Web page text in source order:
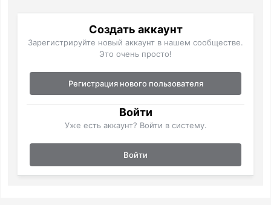
Создать аккаунт
Зарегистрируйте новый аккаунт в нашем сообществе.
Это очень просто!
Регистрация нового пользователя
Войти
Уже есть аккаунт? Войти в систему.
Войти